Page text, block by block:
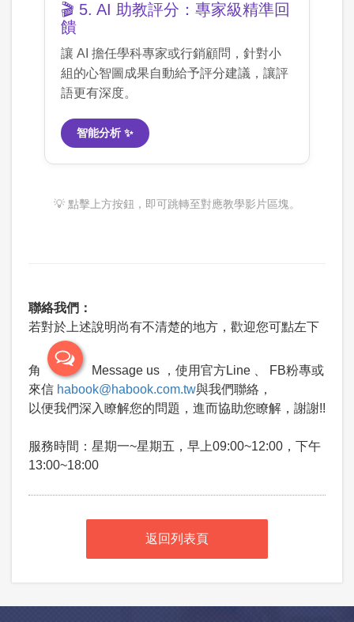
🎬 5. AI 助教評分：專家級精準回
饋
讓 AI 擔任學科專家或行銷顧問，針對小
組的心智圖成果自動給予評分建議，讓評
語更有深度。
智能分析 ✨
💡 點擊上方按鈕，即可跳轉至對應教學影片區塊。
聯絡我們：
若對於上述說明尚有不清楚的地方，歡迎您可點左下
角
Message us ，使用官方Line 、 FB粉專或
來信 habook@habook.com.tw與我們聯絡，
以便我們深入瞭解您的問題，進而協助您瞭解，謝謝!!
服務時間：星期一~星期五，早上09:00~12:00，下午
13:00~18:00
返回列表頁